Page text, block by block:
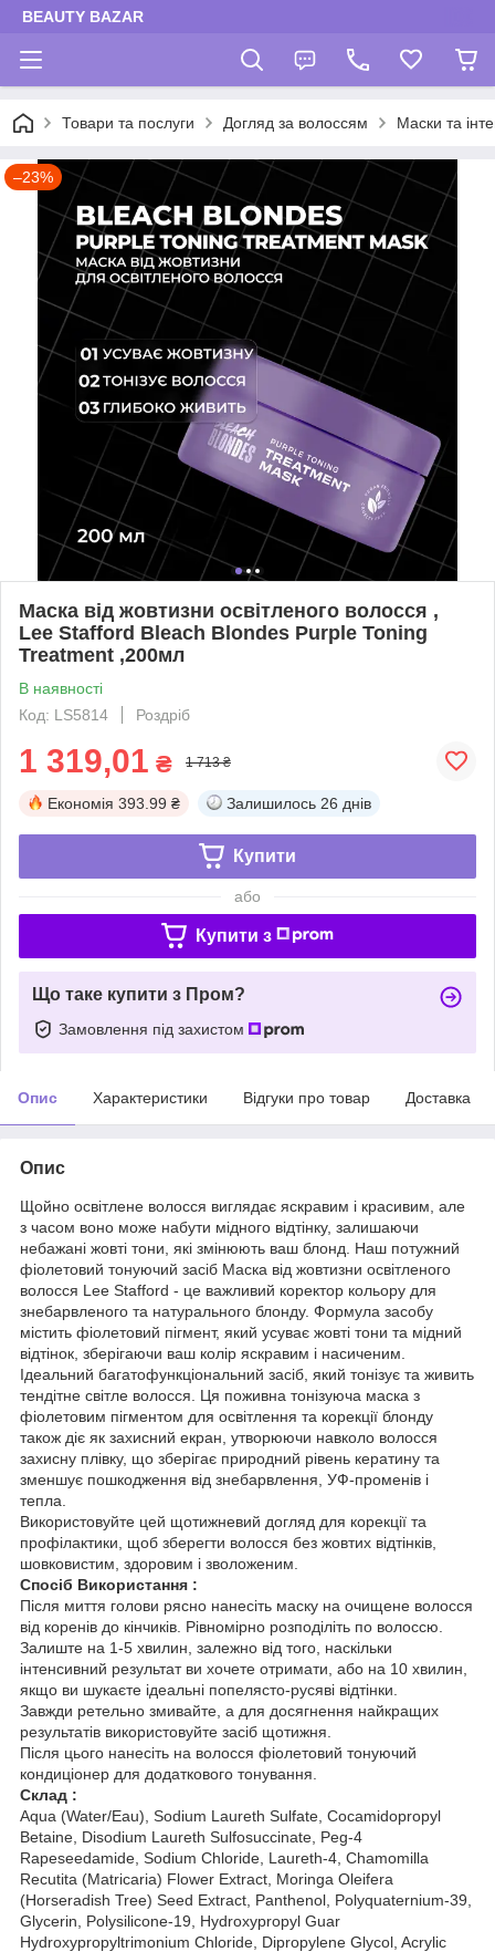
BEAUTY BAZAR
Товари та послуги Догляд за волоссям Маски та
–23%
Маска від жовтизни освітленого волосся ,
Lee Stafford Bleach Blondes Purple Toning
Treatment ,200мл
В наявності
Код: LS5814
Роздріб
1 319,01 ₴ 1 713 ₴
Економія 393.99 ₴ Залишилось 26 днів
Купити
або
Купити з
Що таке купити з Пром?
Замовлення під захистом
Опис Характеристики Відгуки про товар Доставка
Опис
Щойно освітлене волосся виглядає яскравим і красивим, але
з часом воно може набути мідного відтінку, залишаючи
небажані жовті тони, які змінюють ваш блонд. Наш потужний
фіолетовий тонуючий засіб Маска від жовтизни освітленого
волосся Lee Stafford - це важливий коректор кольору для
знебарвленого та натурального блонду. Формула засобу
містить фіолетовий пігмент, який усуває жовті тони та мідний
відтінок, зберігаючи ваш колір яскравим і насиченим.
Ідеальний багатофункціональний засіб, який тонізує та живить
тендітне світле волосся. Ця поживна тонізуюча маска з
фіолетовим пігментом для освітлення та корекції блонду
також діє як захисний екран, утворюючи навколо волосся
захисну плівку, що зберігає природний рівень кератину та
зменшує пошкодження від знебарвлення, УФ-променів і
тепла.
Використовуйте цей щотижневий догляд для корекції та
профілактики, щоб зберегти волосся без жовтих відтінків,
шовковистим, здоровим і зволоженим.
Спосіб Використання :
Після миття голови рясно нанесіть маску на очищене волосся
від коренів до кінчиків. Рівномірно розподіліть по волоссю.
Залиште на 1-5 хвилин, залежно від того, наскільки
інтенсивний результат ви хочете отримати, або на 10 хвилин,
якщо ви шукаєте ідеальні попелясто-русяві відтінки.
Завжди ретельно змивайте, а для досягнення найкращих
результатів використовуйте засіб щотижня.
Після цього нанесіть на волосся фіолетовий тонуючий
кондиціонер для додаткового тонування.
Склад :
Aqua (Water/Eau), Sodium Laureth Sulfate, Cocamidopropyl
Betaine, Disodium Laureth Sulfosuccinate, Peg-4
Rapeseedamide, Sodium Chloride, Laureth-4, Chamomilla
Recutita (Matricaria) Flower Extract, Moringa Oleifera
(Horseradish Tree) Seed Extract, Panthenol, Polyquaternium-39,
Glycerin, Polysilicone-19, Hydroxypropyl Guar
Hydroxypropyltrimonium Chloride, Dipropylene Glycol, Acrylic